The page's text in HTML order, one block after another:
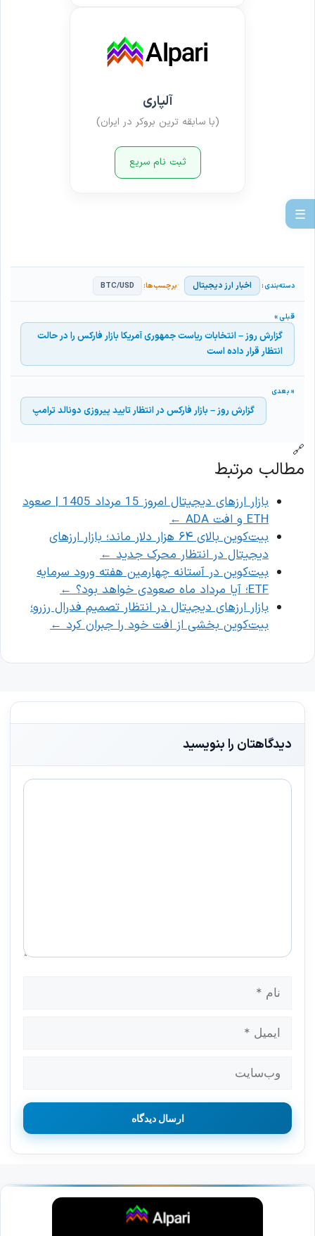
☰
آلپاری
(با سابقه ترین بروکر در ایران)
ثبت نام سریع
اخبار ارز دیجیتال BTC/USD
گزارش روز – انتخابات ریاست جمهوری آمریکا بازار فارکس را در حالت
انتظار قرار داده است
گزارش روز – بازار فارکس در انتظار تایید پیروزی دونالد ترامپ
🔗
مطالب مرتبط
بازار ارزهای دیجیتال امروز 15 مرداد 1405 | صعود
ETH و افت ADA
←
بیت‌کوین بالای ۶۴ هزار دلار ماند؛ بازار ارزهای
دیجیتال در انتظار محرک جدید ←
بیت‌کوین در آستانه چهارمین هفته ورود سرمایه
ETF؛ آیا مرداد ماه صعودی خواهد بود؟
←
بازار ارزهای دیجیتال در انتظار تصمیم فدرال رزرو؛
بیت‌کوین بخشی از افت خود را جبران کرد ←
دیدگاهتان را بنویسید
دیدگاه
ایمیل
وب‌سایت